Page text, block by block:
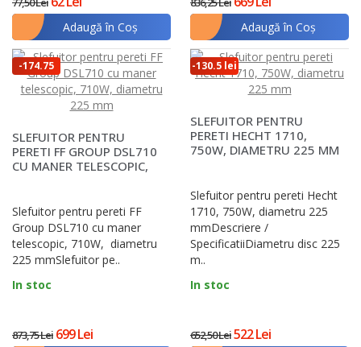
Adaugă în Coş Adaugă în Coş
-174.75
lei
SLEFUITOR PENTRU
PERETI FF GROUP DSL710
CU MANER TELESCOPIC,
Slefuitor pentru pereti FF
Group DSL710 cu maner
telescopic, 710W, diametru
225 mmSlefuitor pe..
In stoc
873,75 Lei 699 Lei
-130.5 lei
SLEFUITOR PENTRU
PERETI HECHT 1710,
750W, DIAMETRU 225 MM
Slefuitor pentru pereti Hecht
1710, 750W, diametru 225
mmDescriere /
SpecificatiiDiametru disc 225
m..
In stoc
652,50 Lei522 Lei